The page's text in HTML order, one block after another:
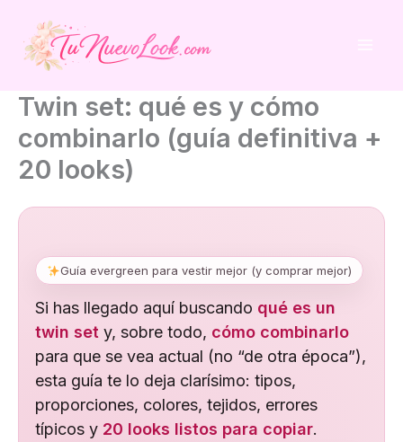
contenido
Twin set: qué es y cómo
combinarlo (guía definitiva +
20 looks)
Guía evergreen para vestir mejor (y comprar mejor)
Si has llegado aquí buscando qué es un
twin set y, sobre todo, cómo combinarlo
para que se vea actual (no “de otra época”),
esta guía te lo deja clarísimo: tipos,
proporciones, colores, tejidos, errores
típicos y 20 looks listos para copiar.